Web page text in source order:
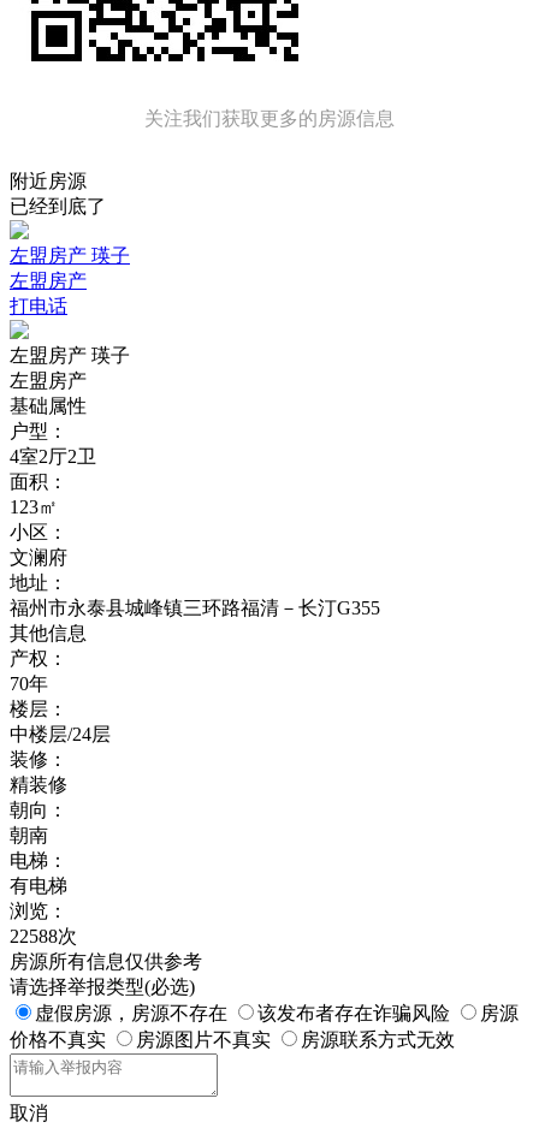
关注我们获取更多的房源信息
附近房源
已经到底了
左盟房产 瑛子
左盟房产
打电话
左盟房产 瑛子
左盟房产
基础属性
户型：
4室2厅2卫
面积：
123㎡
小区：
文澜府
地址：
福州市永泰县城峰镇三环路福清－长汀G355
其他信息
产权：
70年
楼层：
中楼层/24层
装修：
精装修
朝向：
朝南
电梯：
有电梯
浏览：
22588次
房源所有信息仅供参考
请选择举报类型(必选)
虚假房源，房源不存在
该发布者存在诈骗风险
房源
价格不真实
房源图片不真实 房源联系方式无效
取消